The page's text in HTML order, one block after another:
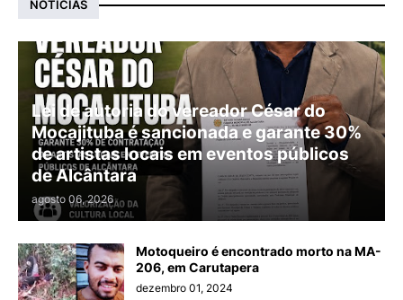
NOTÍCIAS
Lei de autoria do vereador César do
Mocajituba é sancionada e garante 30%
de artistas locais em eventos públicos
de Alcântara
agosto 06, 2026
Motoqueiro é encontrado morto na MA-
206, em Carutapera
dezembro 01, 2024